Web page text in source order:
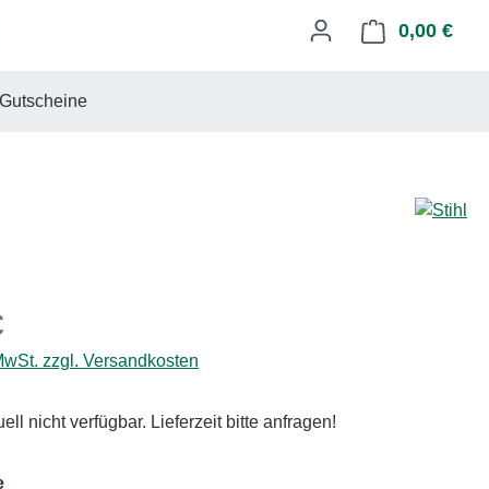
0,00 €
Gutscheine
zzgl. Versandkosten
nicht verfügbar. Lieferzeit bitte anfragen!
auswählen